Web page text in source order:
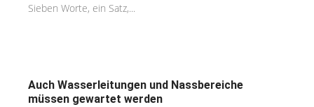
Sieben Worte, ein Satz,...
Auch Wasserleitungen und Nassbereiche
müssen gewartet werden